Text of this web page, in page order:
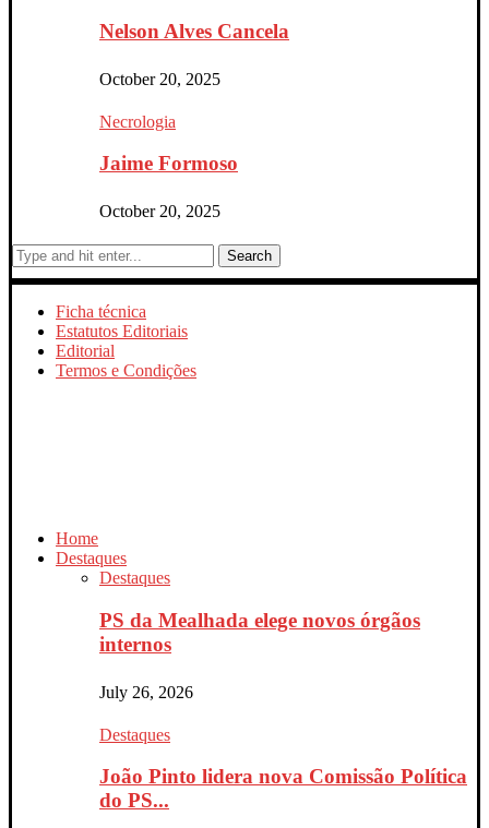
Nelson Alves Cancela
October 20, 2025
Necrologia
Jaime Formoso
October 20, 2025
Search
Ficha técnica
Estatutos Editoriais
Editorial
Termos e Condições
Home
Destaques
Destaques
PS da Mealhada elege novos órgãos
internos
July 26, 2026
Destaques
João Pinto lidera nova Comissão Política
do PS...